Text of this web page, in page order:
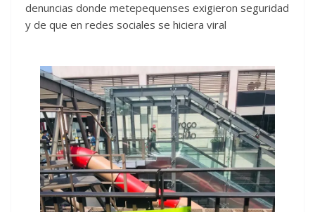
denuncias donde metepequenses exigieron seguridad
y de que en redes sociales se hiciera viral